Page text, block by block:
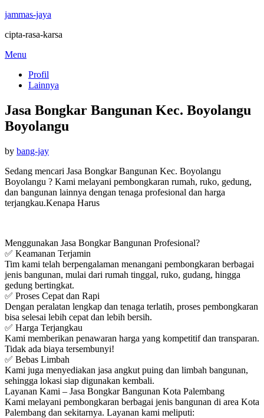
jammas-jaya
cipta-rasa-karsa
Skip
content
Menu
Profil
Lainnya
Jasa Bongkar Bangunan Kec. Boyolangu
Boyolangu
by bang-jayPosted
Sedang mencari Jasa Bongkar Bangunan Kec. Boyolangu
Boyolangu ? Kami melayani pembongkaran rumah, ruko, gedung,
dan bangunan lainnya dengan tenaga profesional dan harga
terjangkau.Kenapa Harus
Menggunakan Jasa Bongkar Bangunan Profesional?
✅ Keamanan Terjamin
Tim kami telah berpengalaman menangani pembongkaran berbagai
jenis bangunan, mulai dari rumah tinggal, ruko, gudang, hingga
gedung bertingkat.
✅ Proses Cepat dan Rapi
Dengan peralatan lengkap dan tenaga terlatih, proses pembongkaran
bisa selesai lebih cepat dan lebih bersih.
✅ Harga Terjangkau
Kami memberikan penawaran harga yang kompetitif dan transparan.
Tidak ada biaya tersembunyi!
✅ Bebas Limbah
Kami juga menyediakan jasa angkut puing dan limbah bangunan,
sehingga lokasi siap digunakan kembali.
Layanan Kami – Jasa Bongkar Bangunan Kota Palembang
Kami melayani pembongkaran berbagai jenis bangunan di area Kota
Palembang dan sekitarnya. Layanan kami meliputi: